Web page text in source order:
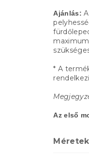
Ajánlás:
* A
Az első